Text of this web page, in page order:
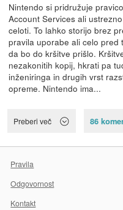
Nintendo si pridružuje
Account Services ali
celoti. To lahko storijo brez
pravila uporabe ali celo pred
da bo do kršitve prišlo.
nezakonitih kopij, hkrati pa
inženiringa in drugih vrst
opreme. Nintendo ima...
Preberi več 86
Pravila
Odgovornost
Kontakt